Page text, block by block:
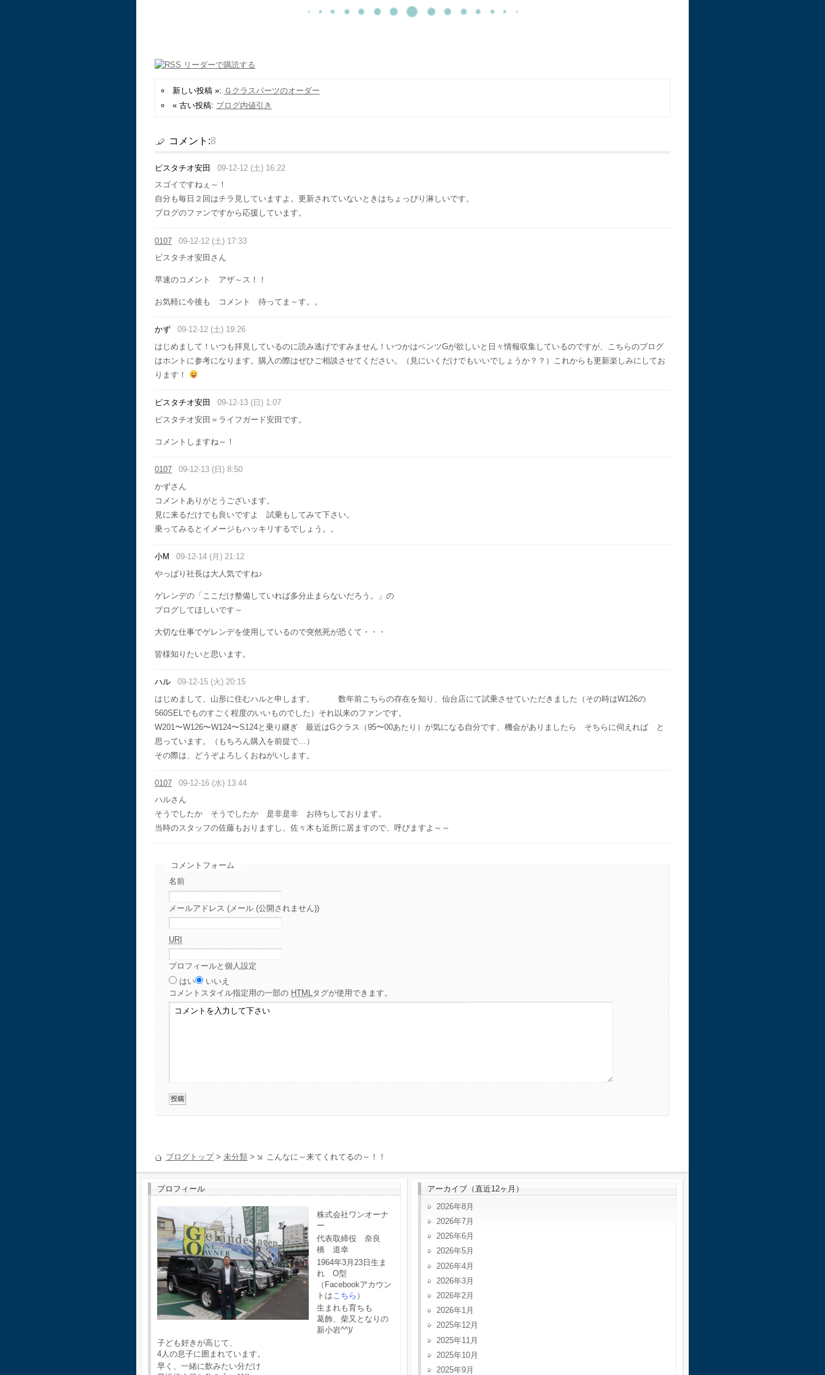
新しい投稿 »: Ｇクラスパーツのオーダー
« 古い投稿: ブログ内値引き
コメント:8
ピスタチオ安田
09-12-12 (土) 16:22
スゴイですねぇ～！
自分も毎日２回はチラ見していますよ。更新されていないときはちょっぴり淋しいです。
ブログのファンですから応援しています。
0107
09-12-12 (土) 17:33
ビスタチオ安田さん
早速のコメント アザ～ス！！
お気軽に今後も コメント 待ってま～す。。
かず
09-12-12 (土) 19:26
はじめまして！いつも拝見しているのに読み逃げですみません！いつかはベンツGが欲しいと日々情報収集しているのですが、こちらのブログ
はホントに参考になります。購入の際はぜひご相談させてください。（見にいくだけでもいいでしょうか？？）これからも更新楽しみにしてお
ります！
ピスタチオ安田
09-12-13 (日) 1:07
ピスタチオ安田＝ライフガード安田です。
コメントしますね～！
0107
09-12-13 (日) 8:50
かずさん
コメントありがとうございます。
見に来るだけでも良いですよ 試乗もしてみて下さい。
乗ってみるとイメージもハッキリするでしょう。。
小M
09-12-14 (月) 21:12
やっぱり社長は大人気ですね♪
ゲレンデの「ここだけ整備していれば多分止まらないだろう。」の
ブログしてほしいです～
大切な仕事でゲレンデを使用しているので突然死が恐くて・・・
皆様知りたいと思います。
ハル
09-12-15 (火) 20:15
はじめまして、山形に住むハルと申します。 数年前こちらの存在を知り、仙台店にて試乗させていただきました（その時はW126の
560SELでものすごく程度のいいものでした）それ以来のファンです。
W201〜W126〜W124〜S124と乗り継ぎ 最近はGクラス（95〜00あたり）が気になる自分です、機会がありましたら そちらに伺えれば と
思っています。（もちろん購入を前提で…）
その際は、どうぞよろしくおねがいします。
0107
09-12-16 (水) 13:44
ハルさん
そうでしたか そうでしたか 是非是非 お待ちしております。
当時のスタッフの佐藤もおりますし、佐々木も近所に居ますので、呼びますよ～～
コメントフォーム
名前
メールアドレス (メール (公開されません))
URI
プロフィールと個人設定
はい
いいえ
コメント スタイル指定用の一部の HTML タグが使用できます。
ブログトップ> 未分類 > こんなに～来てくれてるの～！！
プロフィール
株式会社ワンオーナ
ー
代表取締役 奈良
橋 道幸
1964年3月23日生ま
れ O型
（Facebookアカウン
トは こちら ）
生まれも育ちも
葛飾、柴又となりの
新小岩^^)/
子ども好きが高じて、
4人の息子に囲まれています。
早く、一緒に飲みたい分だけ
アーカイブ（直近12ヶ月）
2026年8月
2026年7月
2026年6月
2026年5月
2026年4月
2026年3月
2026年2月
2026年1月
2025年12月
2025年11月
2025年10月
2025年9月